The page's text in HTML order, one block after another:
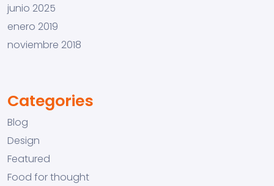
junio 2025
enero 2019
noviembre 2018
Categories
Blog
Design
Featured
Food for thought